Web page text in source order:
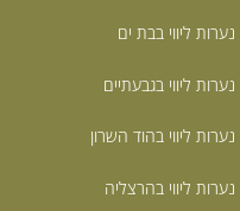
נערות ליווי בבת ים
נערות ליווי בגבעתיים
נערות ליווי בהוד השרון
נערות ליווי בהרצליה